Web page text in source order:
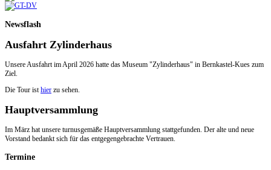
Newsflash
Ausfahrt Zylinderhaus
Unsere Ausfahrt im April 2026 hatte das Museum "Zylinderhaus" in Bernkastel-Kues zum
Ziel.
Die Tour isthier zu sehen.
Hauptversammlung
Im März hat unsere turnusgemäße Hauptversammlung stattgefunden. Der alte und neue
Vorstand bedankt sich für das entgegengebrachte Vertrauen.
Termine